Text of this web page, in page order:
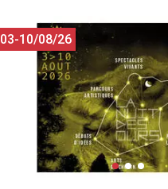
03-10/08/26